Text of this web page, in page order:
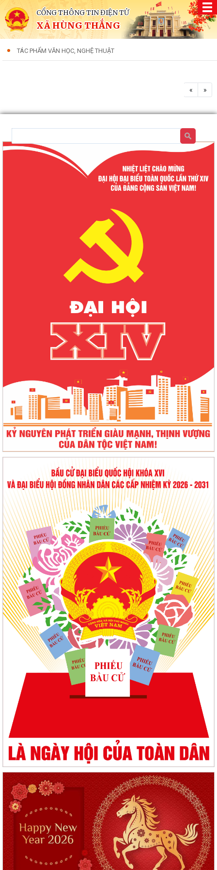
CỔNG THÔNG TIN ĐIỆN TỬ
XÃ HÙNG THẮNG
TÁC PHẨM VĂN HỌC, NGHỆ THUẬT
« »